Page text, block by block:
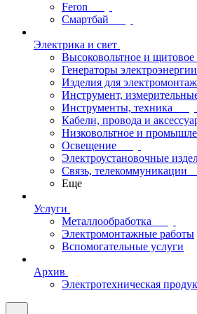
Feron
Смартбай
Электрика и свет
Высоковольтное и щитовое
Генераторы
Изделия для
Инструмент,
Инструменты, техника
Кабели, провода и
Низковольтное и
Освещение
Электроустановочные
Связь, телекоммуникации
Еще
Услуги
Металлообработка
Электромонтажные работы
Вспомогательные услуги
Архив
Электротехническая